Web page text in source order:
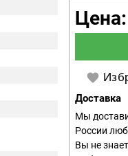
Доставка
Мы
России
Вы не